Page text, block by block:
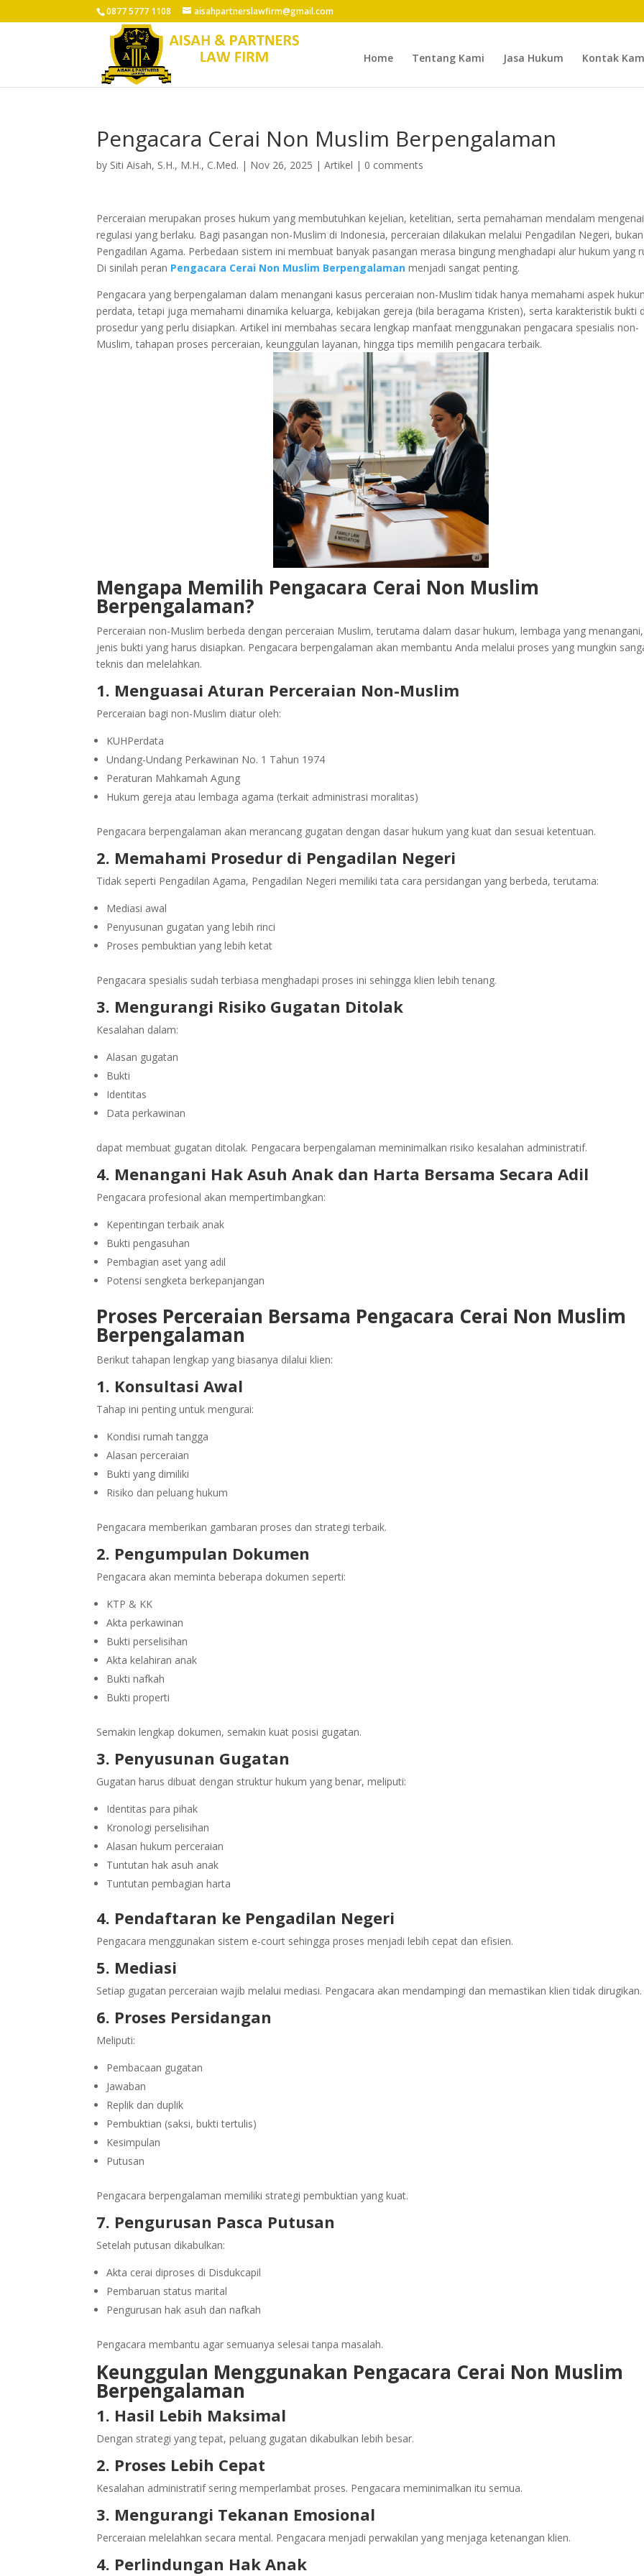
0877 5777 1108 aisahpartnerslawfirm@gmail.com
Home Tentang Kami Jasa Hukum Kontak
Pengacara Cerai Non Muslim Berpengalaman
by Siti Aisah, S.H., M.H., C.Med. | Nov 26, 2025 |Artikel | 0 comments
Perceraian merupakan proses hukum yang membutuhkan kejelian, ketelitian, serta pemahaman mendalam mengenai
regulasi yang berlaku. Bagi pasangan non-Muslim di Indonesia, perceraian dilakukan melalui Pengadilan Negeri, bukan
Pengadilan Agama. Perbedaan sistem ini membuat banyak pasangan merasa bingung menghadapi alur hukum yang
Di sinilah peran Pengacara Cerai Non Muslim Berpengalaman menjadi sangat penting.
Pengacara yang berpengalaman dalam menangani kasus perceraian non-Muslim tidak hanya memahami aspek
perdata, tetapi juga memahami dinamika keluarga, kebijakan gereja (bila beragama Kristen), serta karakteristik bukti
prosedur yang perlu disiapkan. Artikel ini membahas secara lengkap manfaat menggunakan pengacara spesialis non-
Muslim, tahapan proses perceraian, keunggulan layanan, hingga tips memilih pengacara terbaik.
Mengapa Memilih Pengacara Cerai Non Muslim
Berpengalaman?
Perceraian non-Muslim berbeda dengan perceraian Muslim, terutama dalam dasar hukum, lembaga yang
jenis bukti yang harus disiapkan. Pengacara berpengalaman akan membantu Anda melalui proses yang mungkin
teknis dan melelahkan.
1. Menguasai Aturan Perceraian Non-Muslim
Perceraian bagi non-Muslim diatur oleh:
KUHPerdata
Undang-Undang Perkawinan No. 1 Tahun 1974
Peraturan Mahkamah Agung
Hukum gereja atau lembaga agama (terkait administrasi moralitas)
Pengacara berpengalaman akan merancang gugatan dengan dasar hukum yang kuat dan sesuai ketentuan.
2. Memahami Prosedur di Pengadilan Negeri
Tidak seperti Pengadilan Agama, Pengadilan Negeri memiliki tata cara persidangan yang berbeda, terutama:
Mediasi awal
Penyusunan gugatan yang lebih rinci
Proses pembuktian yang lebih ketat
Pengacara spesialis sudah terbiasa menghadapi proses ini sehingga klien lebih tenang.
3. Mengurangi Risiko Gugatan Ditolak
Kesalahan dalam:
Alasan gugatan
Bukti
Identitas
Data perkawinan
dapat membuat gugatan ditolak. Pengacara berpengalaman meminimalkan risiko kesalahan administratif.
4. Menangani Hak Asuh Anak dan Harta Bersama Secara Adil
Pengacara profesional akan mempertimbangkan:
Kepentingan terbaik anak
Bukti pengasuhan
Pembagian aset yang adil
Potensi sengketa berkepanjangan
Proses Perceraian Bersama Pengacara Cerai Non Muslim
Berpengalaman
Berikut tahapan lengkap yang biasanya dilalui klien:
1. Konsultasi Awal
Tahap ini penting untuk mengurai:
Kondisi rumah tangga
Alasan perceraian
Bukti yang dimiliki
Risiko dan peluang hukum
Pengacara memberikan gambaran proses dan strategi terbaik.
2. Pengumpulan Dokumen
Pengacara akan meminta beberapa dokumen seperti:
KTP & KK
Akta perkawinan
Bukti perselisihan
Akta kelahiran anak
Bukti nafkah
Bukti properti
Semakin lengkap dokumen, semakin kuat posisi gugatan.
3. Penyusunan Gugatan
Gugatan harus dibuat dengan struktur hukum yang benar, meliputi:
Identitas para pihak
Kronologi perselisihan
Alasan hukum perceraian
Tuntutan hak asuh anak
Tuntutan pembagian harta
4. Pendaftaran ke Pengadilan Negeri
Pengacara menggunakan sistem e-court sehingga proses menjadi lebih cepat dan efisien.
5. Mediasi
Setiap gugatan perceraian wajib melalui mediasi. Pengacara akan mendampingi dan memastikan klien tidak dirugikan.
6. Proses Persidangan
Meliputi:
Pembacaan gugatan
Jawaban
Replik dan duplik
Pembuktian (saksi, bukti tertulis)
Kesimpulan
Putusan
Pengacara berpengalaman memiliki strategi pembuktian yang kuat.
7. Pengurusan Pasca Putusan
Setelah putusan dikabulkan:
Akta cerai diproses di Disdukcapil
Pembaruan status marital
Pengurusan hak asuh dan nafkah
Pengacara membantu agar semuanya selesai tanpa masalah.
Keunggulan Menggunakan Pengacara Cerai Non Muslim
Berpengalaman
1. Hasil Lebih Maksimal
Dengan strategi yang tepat, peluang gugatan dikabulkan lebih besar.
2. Proses Lebih Cepat
Kesalahan administratif sering memperlambat proses. Pengacara meminimalkan itu semua.
3. Mengurangi Tekanan Emosional
Perceraian melelahkan secara mental. Pengacara menjadi perwakilan yang menjaga ketenangan klien.
4. Perlindungan Hak Anak